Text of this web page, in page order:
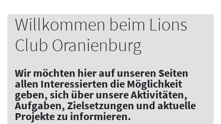
Willkommen beim Lions
Club Oranienburg
Wir möchten hier auf unseren Seiten
allen Interessierten die Möglichkeit
geben, sich über unsere Aktivitäten,
Aufgaben, Zielsetzungen und aktuelle
Projekte zu informieren.